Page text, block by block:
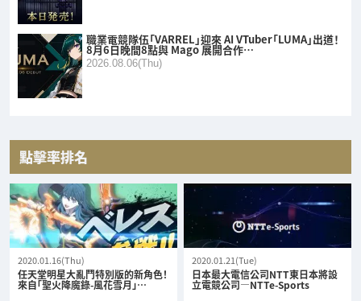
職業電競隊伍「VARREL」迎來 AI VTuber「LUMA」出道！
8月6日晚間8點與 Mago 展開合作…
2026.08.06(Thu)
點擊率排名
2020.01.16(Thu)
任天堂明星大亂鬥特別版的新角色！
來自「聖火降魔錄-風花雪月」…
2020.01.21(Tue)
日本最大電信公司NTT東日本將設
立電競公司—NTTe-Sports